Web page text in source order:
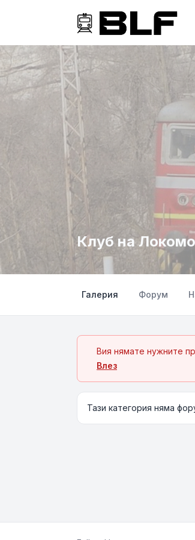
Клуб на
Галерия Форум
Вия нямате нужните
Влез
Тази категория няма